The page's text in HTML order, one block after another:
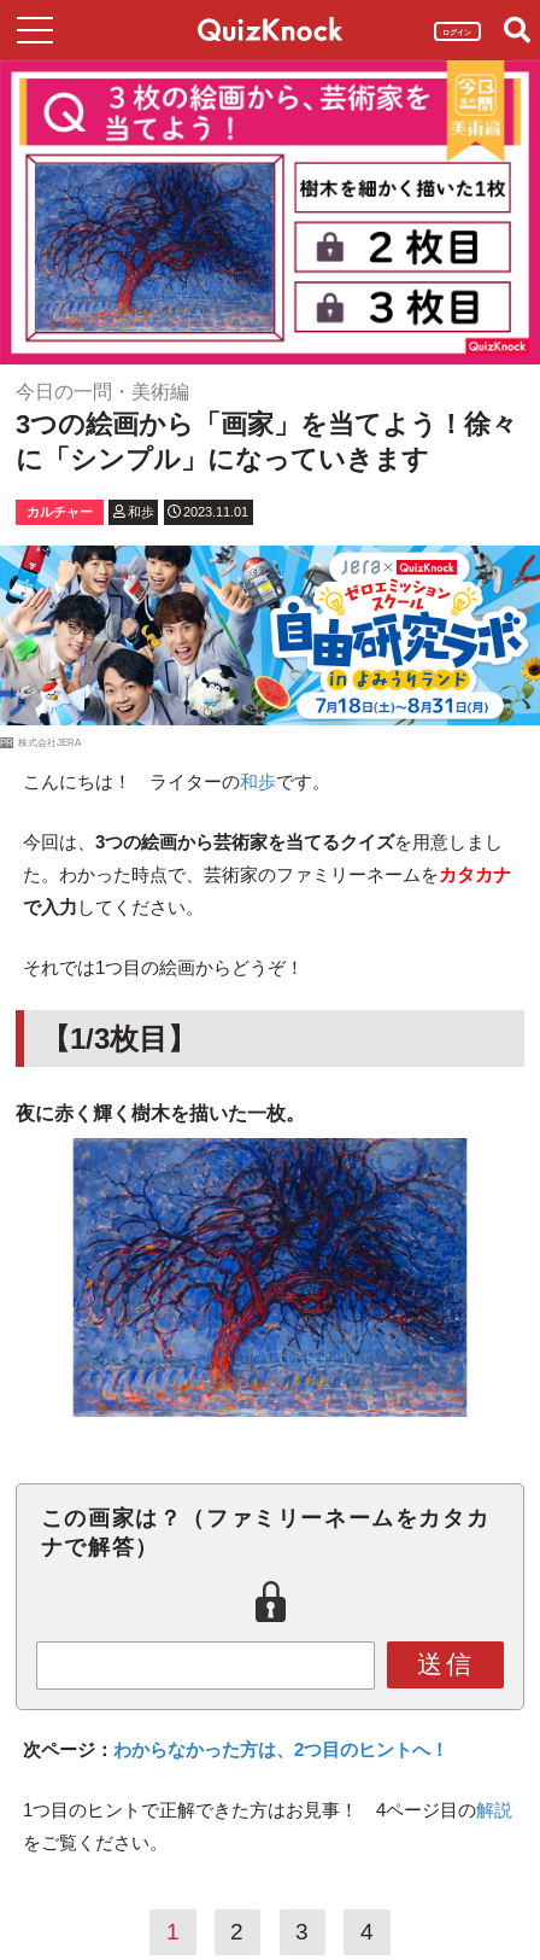
ログイン
今日の一問・美術編
3つの絵画から「画家」を当てよう！徐々
に「シンプル」になっていきます
カルチャー 和歩 2023.11.01
PR 株式会社JERA
こんにちは！ ライターの和歩です。
今回は、 3つの絵画から芸術家を当てるクイズを用意しまし
た。わかった時点で、芸術家のファミリーネームをカタカナ
で入力 してください。
それでは1つ目の絵画からどうぞ！
【1/3枚目】
夜に赤く輝く樹木を描いた一枚。
この画家は？（ファミリーネームをカタカ
ナで解答）
送信
次ページ： わからなかった方は、2つ目のヒントへ！
1つ目のヒントで正解できた方はお見事！ 4ページ目の解説
をご覧ください。
1 2 3 4